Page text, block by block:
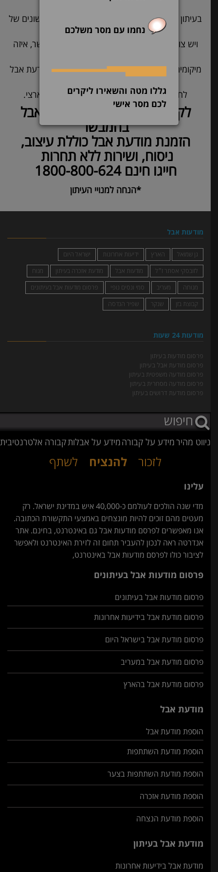
בעיתון הראשי (הכותרת) ובלוח מפרסמים גדלים שונים של
מודעות אבל
ויש צורך לבדוק איך לפרסם מודעת אבל בהמבשר, איזה
מיקומים אפשריים, זמינות פרסום ועוד. פרסום מודעת אבל
לחברות, עמותות וכו' שטח פרסום זמין, נוח וארצי.
לקבלת מידע ופרסום מודעת אבל
בהמבשר
הזמנת מודעת אבל כוללת עיצוב,
ניסוח, ושירות ללא תחרות
חייגו חינם 1800-800-624
*הנחה למנויי העיתון
מודעות אבל
גן שמואל הארץ ידיעות אחרונות
ישראל היום
לזובסקי אסתר ז״ל
מודעות אבל מודעת אזכרה בעיתון
מנוח
מנוחה
מעריב סמי ונסים נופי
פרסום מודעות אבל בעיתונים
קבוצת בזן
שנקר שפיר הנדסה
מודעות 24 שעות
פרסום מודעות בעיתון
פרסום מודעת אבל בעיתון
פרסום מודעה משפטית בעיתון
פרסום מודעה מסחרית בעיתון
פרסום מודעת דרושים בעיתון
ניווט מהירמידע על קבורהמידע על אבלותקבורה אלטרנטיבית
לזכור להנציח לשתף
נחמו עם מסר משלכם
גללו מטה והשאירו ליקרים
לכם מסר אישי
עלינו
מדי שנה הולכים לעולמם כ-40,000 איש במדינת ישראל. רק
מעטים מהם זוכים להיות מונצחים באמצעי התקשורת הכתובה.
אנו מאפשרים לפרסם מודעות אבל גם באינטרנט, בחינם. אתר
אנדרטה ראה לנכון להעביר תחום זה לזירת האינטרנט ולאפשר
לציבור כולו לפרסם מודעות אבל באינטרנט,
פרסום מודעות אבל בעיתונים
פרסום מודעות אבל בעיתונים
פרסום מודעת אבל בידיעות אחרונות
פרסום מודעת אבל בישראל היום
פרסום מודעת אבל במעריב
פרסום מודעת אבל בהארץ
מודעת אבל
הוספת מודעת אבל
הוספת מודעת השתתפות
הוספת מודעת השתתפות בצער
הוספת מודעת אזכרה
הוספת מודעת הנצחה
מודעת אבל בעיתון
מודעת אבל בידיעות אחרונות